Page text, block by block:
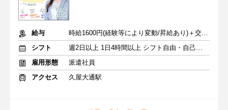
給与
時給1600円(経験等により変動/昇給あり)＋交通費全額支給
シフト
週2日以上 1日4時間以上 シフト自由・自己申告
雇用形態
派遣社員
アクセス
久屋大通駅